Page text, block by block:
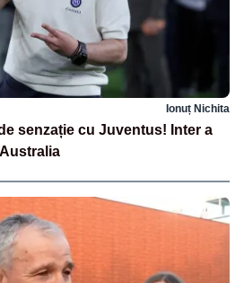
Ionuț Nichita
senzație cu Juventus! Inter a